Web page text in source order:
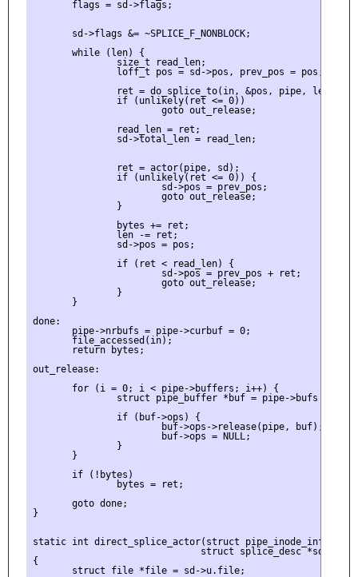
       flags = sd->flags;
       sd->flags &= ~SPLICE_F_NONBLOCK;
       while (len) {
               size_t read_len;
               loff_t pos = sd->pos, prev_pos = pos;
ret = do_splice_to(in, &pos, pipe, len,
               if (unlikely(ret <= 0))
                       goto out_release;
               read_len = ret;
               sd->total_len = read_len;
               ret = actor(pipe, sd);
               if (unlikely(ret <= 0)) {
                       sd->pos = prev_pos;
                       goto out_release;
               }
               bytes += ret;
               len -= ret;
               sd->pos = pos;
               if (ret < read_len) {
                       sd->pos = prev_pos + ret;
                       goto out_release;
               }
       }
done:
       pipe->nrbufs = pipe->curbuf = 0;
       file_accessed(in);
       return bytes;
out_release:
       for (i = 0; i < pipe->buffers; i++) {
               struct pipe_buffer *buf = pipe->bufs + i;
               if (buf->ops) {
                       buf->ops->release(pipe, buf);
                       buf->ops = NULL;
               }
       }
       if (!bytes)
               bytes = ret;
       goto done;
}
static int direct_splice_actor(struct pipe_inode_info
                              struct splice_desc *sd)
{
       struct file *file = sd->u.file;